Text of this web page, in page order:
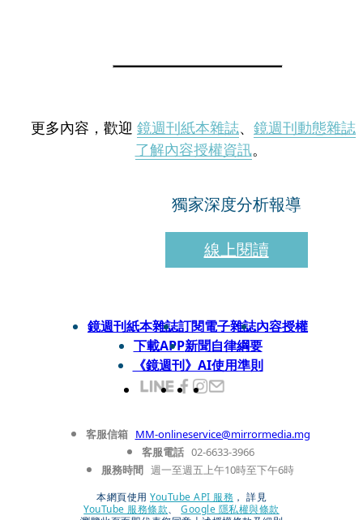
更多內容，歡迎 鏡週刊紙本雜誌、 鏡週刊動態雜誌
了解內容授權資訊。
獨家深度分析報導
線上閱讀
鏡週刊紙本雜誌訂閱電子雜誌內容授權
下載APP新聞自律綱要
《鏡週刊》AI使用準則
客服信箱 MM-onlineservice@mirrormedia.mg
客服電話 02-6633-3966
服務時間 週一至週五上午10時至下午6時
本網頁使用 YouTube API 服務 ， 詳見
YouTube 服務條款、
Google 隱私權與條款